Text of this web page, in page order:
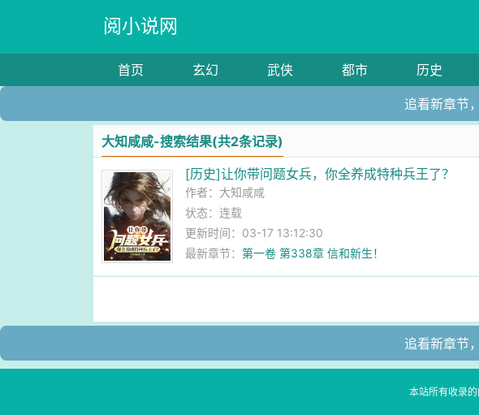
阅小说网
首页 玄幻 武侠 都市 历史
追看新章节
大知咸咸-搜索结果(共2条记录)
[历史]让你带问题女兵，你全养成特种兵王了？
作者： 大知咸咸
状态：连载
更新时间：03-17 13:12:30
最新章节：第一卷 第338章 信和新生！
追看新章节
本站所有收录